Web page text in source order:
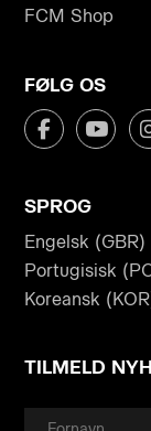
FCM Shop
FØLG OS
SPROG
Engelsk (GBR)
Portugisisk
Koreansk
TILMELD